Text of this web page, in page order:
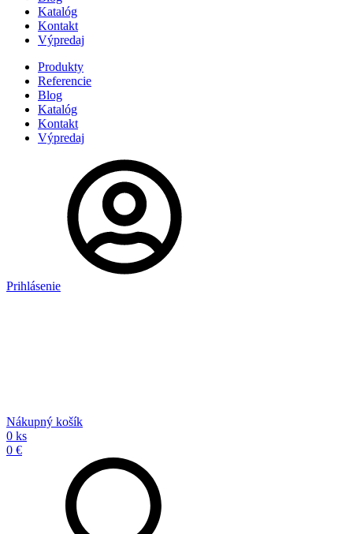
Katalóg
Kontakt
Výpredaj
Produkty
Referencie
Blog
Katalóg
Kontakt
Výpredaj
Prihlásenie
Nákupný košík
0 ks
0 €